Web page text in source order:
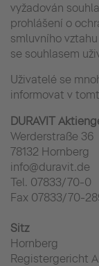
vyžadován
prohlášení o
smluvního
se souhlasem
Uživatelé se
informovat v
DURAVIT
Werderstraße 36
78132 Hornberg
info@duravit.de
Tel. 07833/70-0
Fax 07833/70-
Sitz
Hornberg
Registergericht